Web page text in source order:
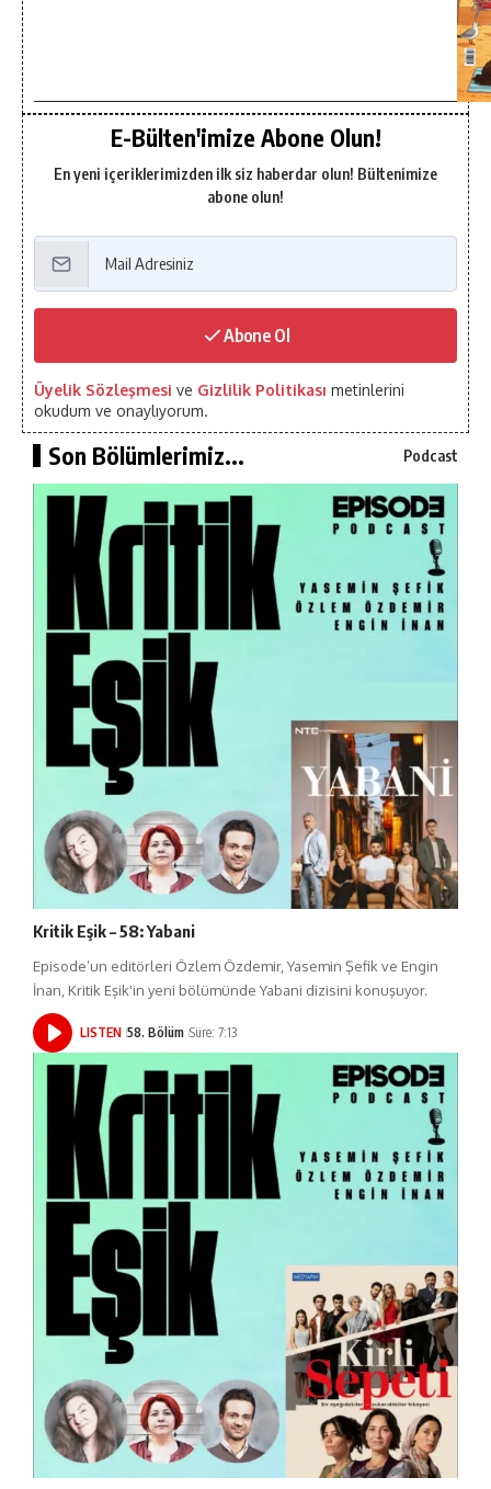
E-Bülten'imize Abone Olun!
En yeni içeriklerimizden ilk siz haberdar olun! Bültenimize
abone olun!
Abone Ol
Üyelik Sözleşmesi ve Gizlilik Politikası metinlerini
okudum ve onaylıyorum.
Son Bölümlerimiz... Podcast
Kritik Eşik – 58: Yabani
Episode’un editörleri Özlem Özdemir, Yasemin Şefik ve Engin
İnan, Kritik Eşik'in yeni bölümünde Yabani dizisini konuşuyor.
LISTEN 58. Bölüm Süre: 7:13